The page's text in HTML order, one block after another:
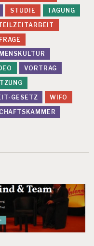
STUDIE
TAGUNG
VORTRAG
GESETZ
WIFO